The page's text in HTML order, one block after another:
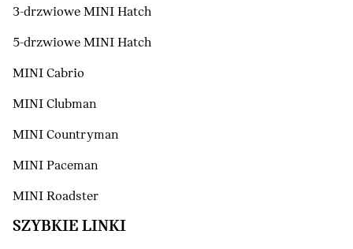
3-drzwiowe MINI Hatch
5-drzwiowe MINI Hatch
MINI Cabrio
MINI Clubman
MINI Countryman
MINI Paceman
MINI Roadster
SZYBKIE LINKI